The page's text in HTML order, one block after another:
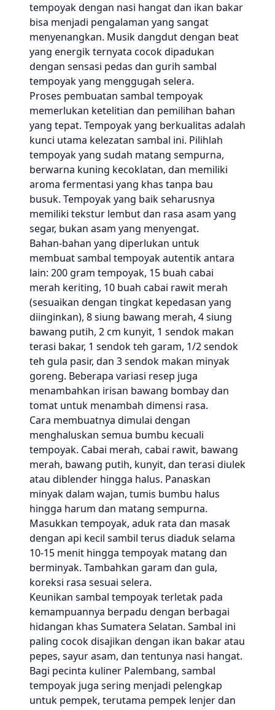
tempoyak dengan nasi hangat dan ikan bakar
bisa menjadi pengalaman yang sangat
menyenangkan. Musik dangdut dengan beat
yang energik ternyata cocok dipadukan
dengan sensasi pedas dan gurih sambal
tempoyak yang menggugah selera.
Proses pembuatan sambal tempoyak
memerlukan ketelitian dan pemilihan bahan
yang tepat. Tempoyak yang berkualitas adalah
kunci utama kelezatan sambal ini. Pilihlah
tempoyak yang sudah matang sempurna,
berwarna kuning kecoklatan, dan memiliki
aroma fermentasi yang khas tanpa bau
busuk. Tempoyak yang baik seharusnya
memiliki tekstur lembut dan rasa asam yang
segar, bukan asam yang menyengat.
Bahan-bahan yang diperlukan untuk
membuat sambal tempoyak autentik antara
lain: 200 gram tempoyak, 15 buah cabai
merah keriting, 10 buah cabai rawit merah
(sesuaikan dengan tingkat kepedasan yang
diinginkan), 8 siung bawang merah, 4 siung
bawang putih, 2 cm kunyit, 1 sendok makan
terasi bakar, 1 sendok teh garam, 1/2 sendok
teh gula pasir, dan 3 sendok makan minyak
goreng. Beberapa variasi resep juga
menambahkan irisan bawang bombay dan
tomat untuk menambah dimensi rasa.
Cara membuatnya dimulai dengan
menghaluskan semua bumbu kecuali
tempoyak. Cabai merah, cabai rawit, bawang
merah, bawang putih, kunyit, dan terasi diulek
atau diblender hingga halus. Panaskan
minyak dalam wajan, tumis bumbu halus
hingga harum dan matang sempurna.
Masukkan tempoyak, aduk rata dan masak
dengan api kecil sambil terus diaduk selama
10-15 menit hingga tempoyak matang dan
berminyak. Tambahkan garam dan gula,
koreksi rasa sesuai selera.
Keunikan sambal tempoyak terletak pada
kemampuannya berpadu dengan berbagai
hidangan khas Sumatera Selatan. Sambal ini
paling cocok disajikan dengan ikan bakar atau
pepes, sayur asam, dan tentunya nasi hangat.
Bagi pecinta kuliner Palembang, sambal
tempoyak juga sering menjadi pelengkap
untuk pempek, terutama pempek lenjer dan